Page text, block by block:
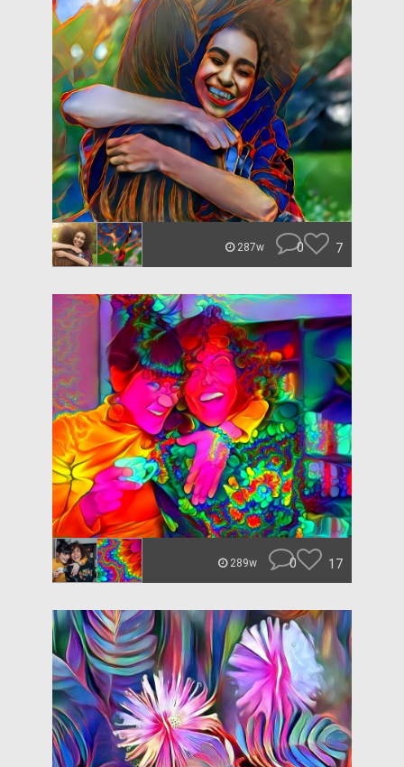
287w 0 7
289w 0 17